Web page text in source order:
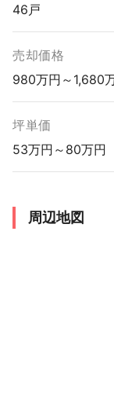
46戸
売却価格
980万円～1,680
坪単価
53万円～80万円
周辺地図